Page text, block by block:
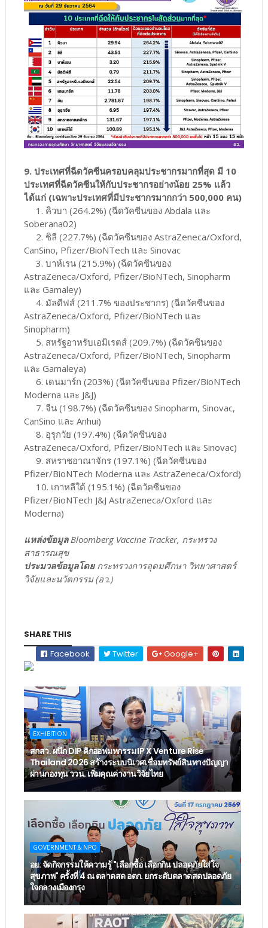
9. ประเทศที่ฉีดวัคซีนครอบคลุมประชากรมากที่สุด มี 10
ประเทศที่ฉีดวัคซีนให้กับประชากรอย่างน้อย 25% แล้ว
ได้แก่ (เฉพาะประเทศที่มีประชากรมากกว่า 500,000 คน)
1. คิวบา (264.2%) (ฉีดวัคซีนของ Abdala และ
Soberana02)
2. ชิลี (227.7%) (ฉีดวัคซีนของ AstraZeneca/Oxford,
CanSino, Pfizer/BioNTech และ Sinovac
3. บาห์เรน (215.9%) (ฉีดวัคซีนของ
AstraZeneca/Oxford, Pfizer/BioNTech, Sinopharm
และ Gamaley)
4. มัลดีฟส์ (211.7% ของประชากร) (ฉีดวัคซีนของ
AstraZeneca/Oxford, Pfizer/BioNTech และ
Sinopharm)
5. สหรัฐอาหรับเอมิเรตส์ (209.7%) (ฉีดวัคซีนของ
AstraZeneca/Oxford, Pfizer/BioNTech, Sinopharm
และ Gamaleya)
6. เดนมาร์ก (203%) (ฉีดวัคซีนของ Pfizer/BioNTech
Moderna และ J&J)
7. จีน (198.7%) (ฉีดวัคซีนของ Sinopharm, Sinovac,
CanSino และ Anhui)
8. อุรุกวัย (197.4%) (ฉีดวัคซีนของ
AstraZeneca/Oxford, Pfizer/BioNTech และ Sinovac)
9. สหราชอาณาจักร (197.1%) (ฉีดวัคซีนของ
Pfizer/BioNTech Moderna และ AstraZeneca/Oxford)
10. เกาหลีใต้ (195.1%) (ฉีดวัคซีนของ
Pfizer/BioNTech J&J AstraZeneca/Oxford และ
Moderna)
แหล่งข้อมูลBloomberg Vaccine Tracker, กระทรวง
สาธารณสุข
ประมวลข้อมูลโดยกระทรวงการอุดมศึกษา วิทยาศาสตร์
วิจัยและนวัตกรรม (อว.)
SHARE THIS
Facebook
Twitter Google+
EXHIBITION
สกสว. ผนึก DIP คิกออฟมหกรรม IP X Venture Rise
Thailand 2026 สร้างระบบนิเวศเชื่อมทรัพย์สินทางปัญญา
ผ่านกองทุน ววน. เพิ่มคุณค่างานวิจัยไทย
GOVERNMENT & NPO
อย. จัดกิจกรรมให้ความรู้ "เลือกซื้อ เลือกกิน ปลอดภัยใส่ใจ
สุขภาพ" ครั้งที่ 4 ณ ตลาดสด อตก. ยกระดับตลาดสดปลอดภัย
ใจกลางเมืองกรุง